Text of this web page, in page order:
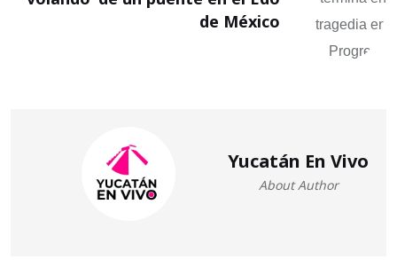
de México
Yucatán En Vivo
About Author